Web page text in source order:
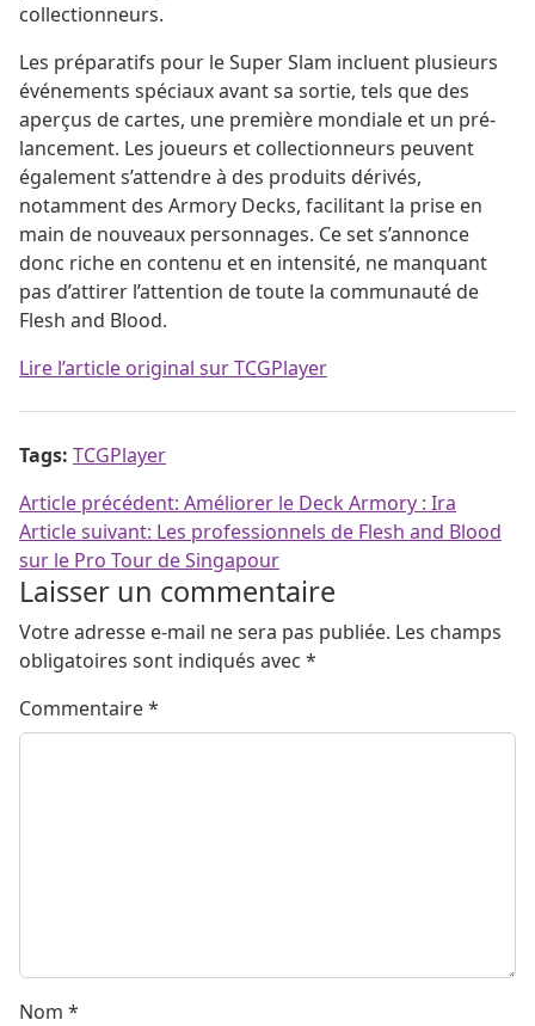
collectionneurs.
Les préparatifs pour le Super Slam incluent plusieurs
événements spéciaux avant sa sortie, tels que des
aperçus de cartes, une première mondiale et un pré-
lancement. Les joueurs et collectionneurs peuvent
également s’attendre à des produits dérivés,
notamment des Armory Decks, facilitant la prise en
main de nouveaux personnages. Ce set s’annonce
donc riche en contenu et en intensité, ne manquant
pas d’attirer l’attention de toute la communauté de
Flesh and Blood.
Lire l’article original sur TCGPlayer
Tags: TCGPlayer
Navigation de l’article
Article précédent: Améliorer le Deck Armory : Ira
Article suivant: Les professionnels de Flesh and Blood
sur le Pro Tour de Singapour
Laisser un commentaire
Votre adresse e-mail ne sera pas publiée. Les champs
obligatoires sont indiqués avec *
Commentaire*
Nom *